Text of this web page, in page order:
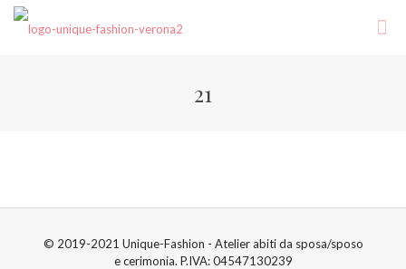
21
© 2019-2021 Unique-Fashion - Atelier abiti da sposa/sposo
e cerimonia. P.IVA: 04547130239